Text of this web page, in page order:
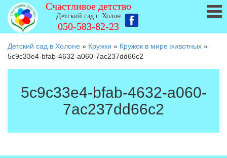
Счастливое детство
Детский сад г. Холон
050-583-82-23
Детский сад в Холоне » Кружки » Кружок в мире животных »
5c9c33e4-bfab-4632-a060-7ac237dd66c2
5c9c33e4-bfab-4632-a060-
7ac237dd66c2